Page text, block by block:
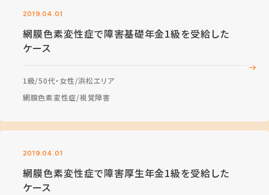
2019.04.01
網膜色素変性症で障害基礎年金1級を受給した
ケース
1級 50代・女性 浜松エリア
網膜色素変性症 視覚障害
2019.04.01
網膜色素変性症で障害厚生年金1級を受給した
ケース